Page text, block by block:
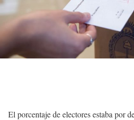
El porcentaje de electores estaba por